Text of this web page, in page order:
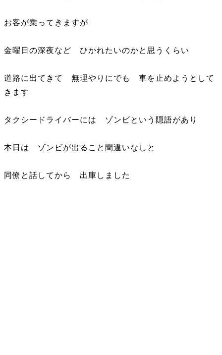
お客が乗ってきますが
金曜日の深夜など ひかれたいのかと思うくらい
道路に出てきて 無理やりにでも 車を止めようとして
きます
タクシードライバーには ゾンビという隠語があり
本日は ゾンビが出ること間違いなしと
同僚と話してから 出庫しました